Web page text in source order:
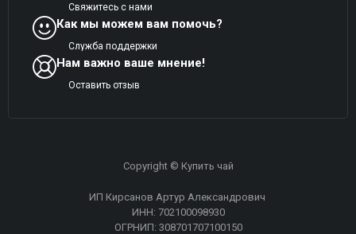
Свяжитесь с нами
Как мы можем вам помочь?
Служба поддержки
Нам важно ваше мнение!
Оставить отзыв
Copyright © Купить чай
ИП Кирсанов Артур Александрович
ИНН: 702100098930
ОГРНИП: 308701707100150